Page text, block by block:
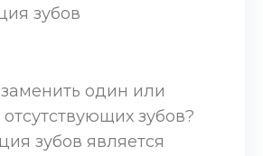
зубов
один или
зубов?
зубов является